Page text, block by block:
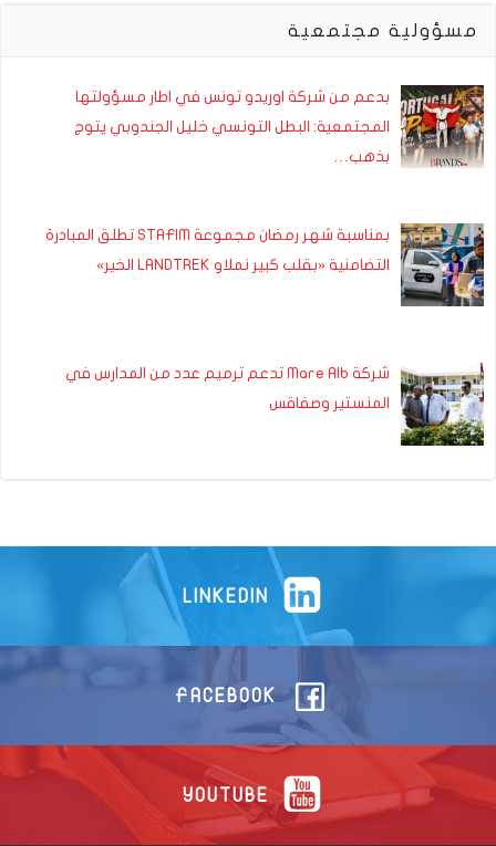
مسؤولية مجتمعية
بدعم من شركة اوريدو تونس في اطار مسؤولتها
المجتمعية: البطل التونسي خليل الجندوبي يتوج
بذهب…
بمناسبة شهر رمضان مجموعة STAFIM تطلق المبادرة
التضامنية «بقلب كبير نملاو LANDTREK الخير»
شركة Mare Alb تدعم ترميم عدد من المدارس في
المنستير وصفاقس
LINKEDIN
FACEBOOK
YOUTUBE